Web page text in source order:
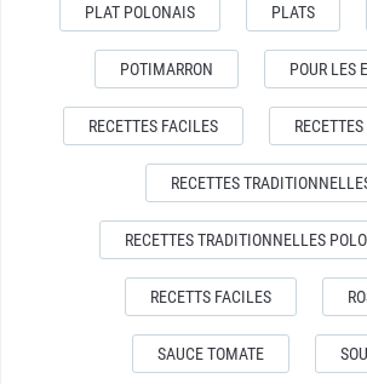
PLAT POLONAIS PLATS
POTIMARRON POUR LES
RECETTES FACILES
RECETTES
RECETTES TRADITIONNELLES
RECETTS FACILES
SAUCE TOMATE